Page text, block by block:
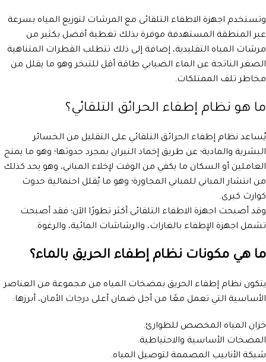
وتستخدم اجهزة الاطفاء التلقائى مع المرشات لتوزيع المياه بسرعة
عبر المنطقة المستهدفة موفرة بذلك تغطية أفضل بكثير من
مرشات المياه التقليدية، إضافة إلى ذلك تتطلب القطرات المتناهية
الصغر الناتجة عن الماء الضبابي طاقة أقل للتبخر وهو ما يقلل من
مخاطر تلف الممتلكات.
ما هو نظام إطفاء الحرائق التلقائي؟
يُساعد نظام إطفاء الحرائق التلقائي على التقليل من الخسائر
البشرية والمادية؛ عن طريق إخماد النيران بمجرد حدوثها؛ وهو ما يمنح
العاملين أو السكان ما يكفي من الوقت لإخلاء المباني، وهو يحد كذلك
من انتشار المباني للمباني المجاورة؛ وهو ما يُقلل احتمالية حدوث
كوارث كبرى.
وقد أصبحت اجهزة الاطفاء التلقائى أكثر تطورًا الآن؛ فقد أصبحت
تشمل اجهزة الإطفاء بالغازات، والرشاشات المائية، والرغوة.
ما هي مكونات نظام إطفاء الحريق بالماء؟
يتكون نظام إطفاء الحريق بمضخات المياه من مجموعة من العناصر
الأساسية التي تعمل معًا من أجل ضمان أعلى درجات الأمان، أبرزها:
خزان المياه المخصص للطوارئ.
المضخات الأساسية والاحتياطية.
شبكة الأنابيب المصممة لتوصيل المياه.